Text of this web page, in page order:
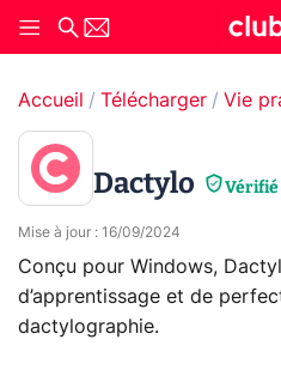
Accueil Télécharger Vie
Dactylo Vérifié
Mise à jour : 16/09/2024
Conçu pour Windows,
d’apprentissage et de
dactylographie.